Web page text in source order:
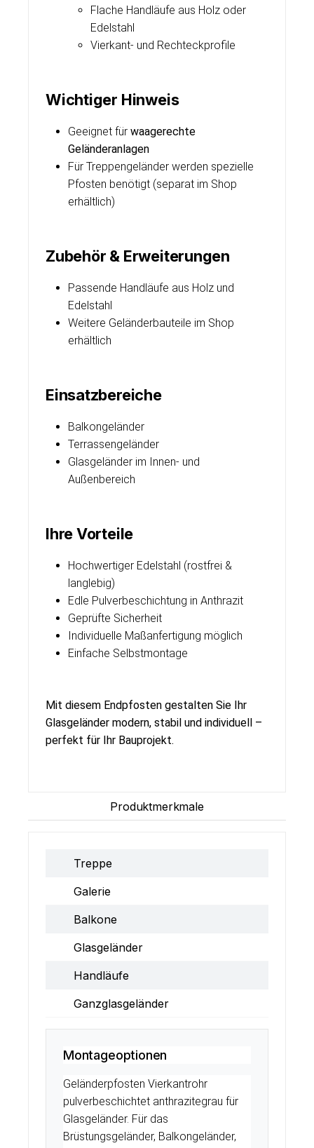
Flache Handläufe aus Holz oder
Edelstahl
Vierkant- und Rechteckprofile
Wichtiger Hinweis
Geeignet für waagerechte
Geländeranlagen
Für Treppengeländer werden spezielle
Pfosten benötigt (separat im Shop
erhältlich)
Zubehör & Erweiterungen
Passende Handläufe aus Holz und
Edelstahl
Weitere Geländerbauteile im Shop
erhältlich
Einsatzbereiche
Balkongeländer
Terrassengeländer
Glasgeländer im Innen- und
Außenbereich
Ihre Vorteile
Hochwertiger Edelstahl (rostfrei &
langlebig)
Edle Pulverbeschichtung in Anthrazit
Geprüfte Sicherheit
Individuelle Maßanfertigung möglich
Einfache Selbstmontage
Mit diesem Endpfosten gestalten Sie Ihr
Glasgeländer modern, stabil und individuell –
perfekt für Ihr Bauprojekt.
Produktmerkmale
Treppe
Galerie
Balkone
Glasgeländer
Handläufe
Ganzglasgeländer
Montageoptionen
Geländerpfosten Vierkantrohr
pulverbeschichtet anthrazitegrau für
Glasgeländer. Für das
Brüstungsgeländer, Balkongeländer,